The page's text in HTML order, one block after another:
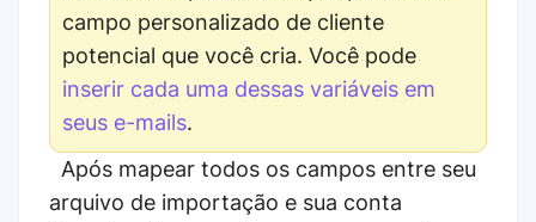
campo personalizado de cliente
potencial que você cria. Você pode
inserir cada uma dessas variáveis ​​em
seus e-mails.
Após mapear todos os campos entre seu
arquivo de importação e sua conta